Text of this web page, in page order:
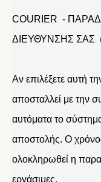
COURIER -
ΔΙΕΥΘΥΝΣΗΣ ΣΑΣ
Αν επιλέξετε αυτή
αποσταλλεί με την
αυτόματα το
αποστολής. Ο
ολοκληρωθεί η
εργάσιμες.